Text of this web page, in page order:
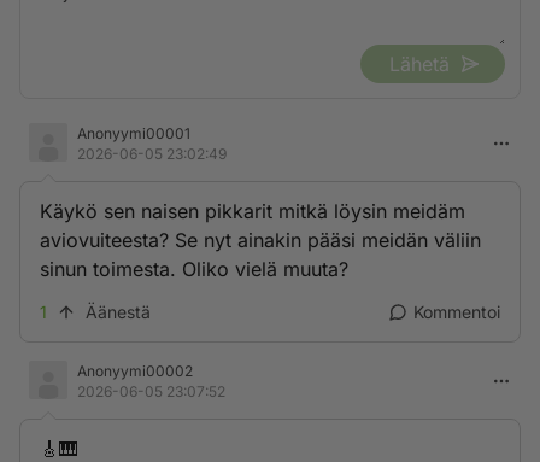
Lähetä
Anonyymi00001
2026-06-05 23:02:49
Käykö sen naisen pikkarit mitkä löysin meidäm
aviovuiteesta? Se nyt ainakin pääsi meidän väliin
sinun toimesta. Oliko vielä muuta?
1 Äänestä Kommentoi
Anonyymi00002
2026-06-05 23:07:52
🎸🎹